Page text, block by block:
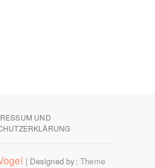
UND
| Designed by: Theme